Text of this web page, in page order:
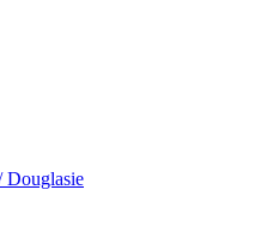
Douglasie